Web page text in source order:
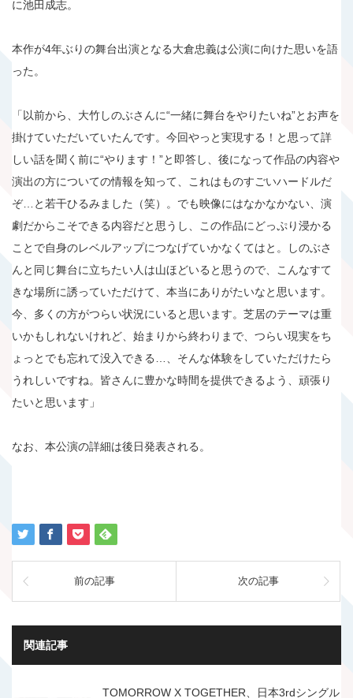
に池田成志。
本作が4年ぶりの舞台出演となる大倉忠義は公演に向けた思いを語
った。
「以前から、大竹しのぶさんに“一緒に舞台をやりたいね”とお声を
掛けていただいていたんです。今回やっと実現する！と思って詳
しい話を聞く前に“やります！”と即答し、後になって作品の内容や
演出の方についての情報を知って、これはものすごいハードルだ
ぞ…と若干ひるみました（笑）。でも映像にはなかなかない、演
劇だからこそできる内容だと思うし、この作品にどっぷり浸かる
ことで自身のレベルアップにつなげていかなくてはと。しのぶさ
んと同じ舞台に立ちたい人は山ほどいると思うので、こんなすて
きな場所に誘っていただけて、本当にありがたいなと思います。
今、多くの方がつらい状況にいると思います。芝居のテーマは重
いかもしれないけれど、始まりから終わりまで、つらい現実をち
ょっとでも忘れて没入できる…、そんな体験をしていただけたら
うれしいですね。皆さんに豊かな時間を提供できるよう、頑張り
たいと思います」
なお、本公演の詳細は後日発表される。
前の記事 次の記事
関連記事
TOMORROW X TOGETHER、日本3rdシングル